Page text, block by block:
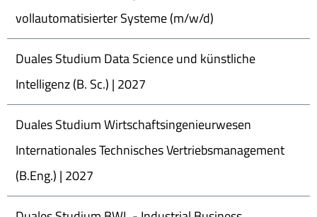
vollautomatisierter Systeme (m/w/d)
Duales Studium Data Science und künstliche
Intelligenz (B. Sc.) | 2027
Duales Studium Wirtschaftsingenieurwesen
Internationales Technisches Vertriebsmanagement
(B.Eng.) | 2027